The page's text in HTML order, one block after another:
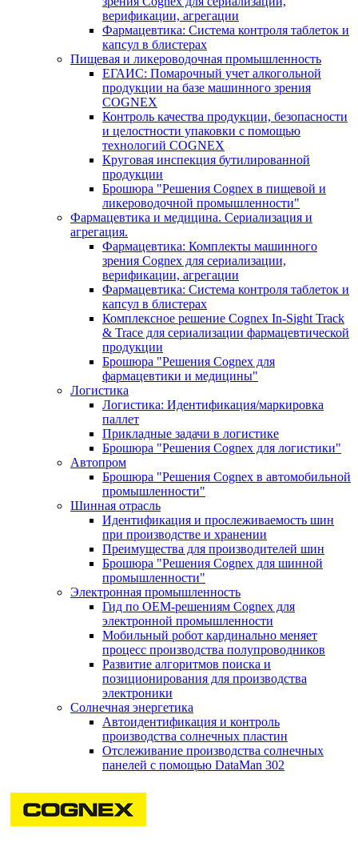
верификации, агрегации
Фармацевтика: Система контроля таблеток и
капсул в блистерах
Пищевая и ликероводочная промышленность
ЕГАИС: Помарочный учет алкогольной
продукции на базе машинного зрения
COGNEX
Контроль качества продукции, безопасности
и целостности упаковки с помощью
технологий COGNEX
Круговая инспекция бутилированной
продукции
Брошюра "Решения Cognex в пищевой и
ликероводочной промышленности"
Фармацевтика и медицина. Сериализация и
агрегация.
Фармацевтика: Комплекты машинного
зрения Cognex для сериализации,
верификации, агрегации
Фармацевтика: Система контроля таблеток и
капсул в блистерах
Комплексное решение Cognex In-Sight Track
& Trace для сериализации фармацевтической
продукции
Брошюра "Решения Cognex для
фармацевтики и медицины"
Логистика
Логистика: Идентификация/маркировка
паллет
Прикладные задачи в логистике
Брошюра "Решения Cognex для логистики"
Автопром
Брошюра "Решения Cognex в автомобильной
промышленности"
Шинная отрасль
Идентификация и прослеживаемость шин
при производстве и хранении
Преимущества для производителей шин
Брошюра "Решения Cognex для шинной
промышленности"
Электронная промышленность
Гид по ОЕМ-решениям Cognex для
электронной промышленности
Мобильный робот кардинально меняет
процесс производства полупроводников
Развитие алгоритмов поиска и
позиционирования для производства
электроники
Солнечная энергетика
Автоидентификация и контроль
производства солнечных пластин
Отслеживание производства солнечных
панелей с помощью DataMan 302